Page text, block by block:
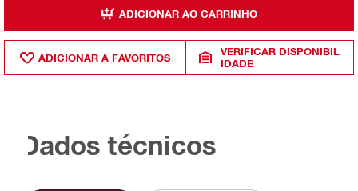
ADICIONAR AO CARRINHO
ADICIONAR A FAVORITOS
VERIFICAR DISPONIBIL
IDADE
Dados técnicos